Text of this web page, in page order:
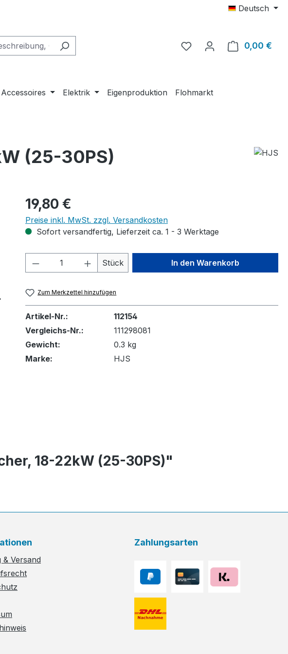
Deutsch
0,00 €
Elektrik Eigenproduktion Flohmarkt
(25-30PS)
Regulärer Preis:
19,80 €
Preise inkl. MwSt. zzgl. Versandkosten
Sofort versandfertig, Lieferzeit ca. 1 - 3 Werktage
Produkt Anzahl: Gib den gewünschten Wert
Stück In den Warenkorb
Zum Merkzettel hinzufügen
Artikel-Nr.:
112154
Vergleichs-Nr.:
111298081
Gewicht:
0.3 kg
Marke:
HJS
18-22kW (25-30PS)"
& Versand
Zahlungsarten